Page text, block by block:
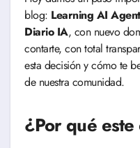
blog: Learning AI
Diario IA, con nuevo
contarte, con total
esta decisión y cómo te
de nuestra comunidad.
¿Por qué